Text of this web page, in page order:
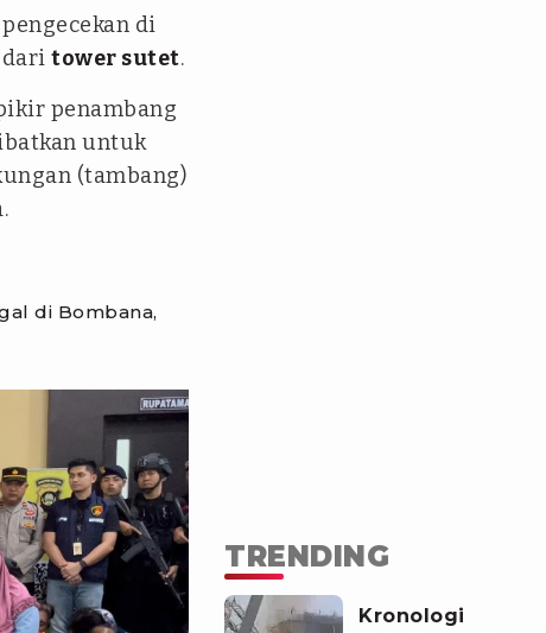
di
dari tower sutet.
penambang
untuk
(tambang)
di Bombana,
TRENDING
Kronologi